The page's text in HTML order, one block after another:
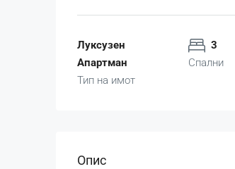
Луксузен
Апартман
Тип на имот
3
Спални
Опис